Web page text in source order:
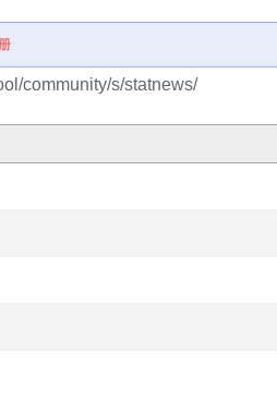
community/s/statnews/